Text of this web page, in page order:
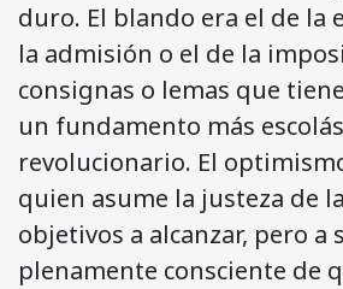
duro. El blando era el de la
la admisión o el de la
consignas o lemas que
un fundamento más
revolucionario. El
quien asume la justeza de
objetivos a alcanzar, pero a
plenamente consciente de